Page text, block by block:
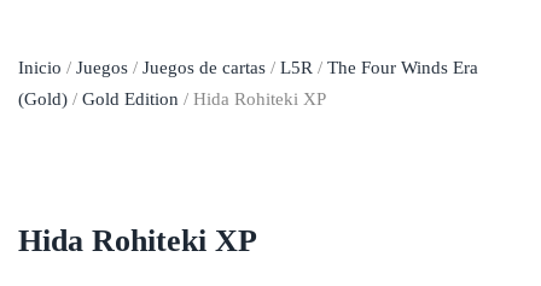
Inicio / Juegos / Juegos de cartas / L5R / The Four Winds Era
(Gold) / Gold Edition / Hida Rohiteki XP
Hida Rohiteki XP